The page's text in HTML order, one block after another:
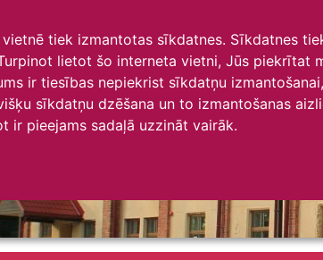
tiek izmantotas sīkdatnes. Sīkdatnes
lietot šo interneta vietni, Jūs piekrītat
ir tiesības nepiekrist sīkdatņu
sīkdatņu dzēšana un to izmantošanas
ir pieejams sadaļā uzzināt vairāk.
skola